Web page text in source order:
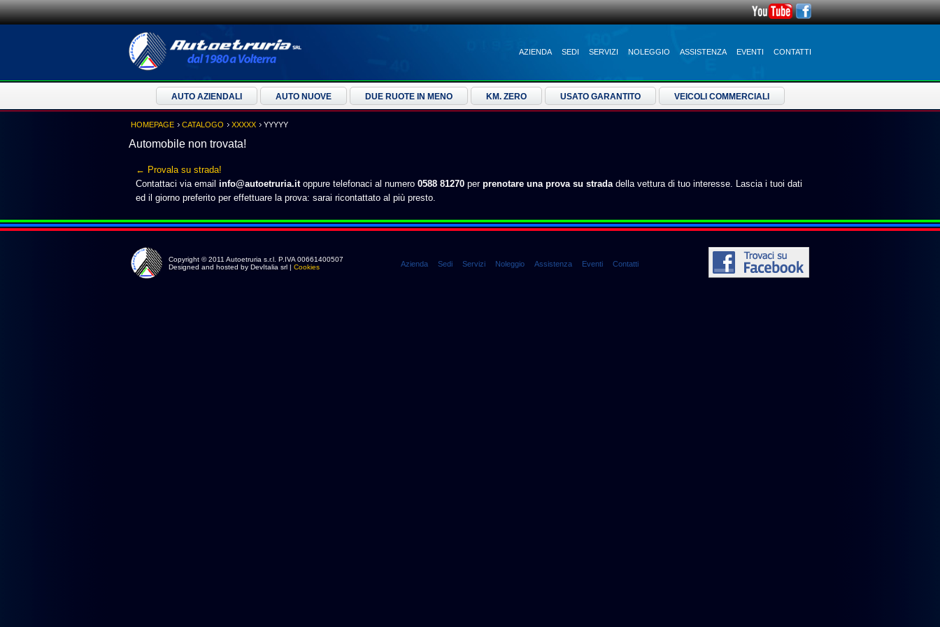
AZIENDA SEDI SERVIZI NOLEGGIO ASSISTENZA EVENTI CONTATTI
AUTO AZIENDALI AUTO NUOVE DUE RUOTE IN MENO KM. ZERO USATO GARANTITO VEICOLI COMMERCIALI
HOMEPAGE CATALOGO XXXXX YYYYY
Automobile non trovata!
← Provala su strada!
Contattaci via email info@autoetruria.itoppure telefonaci al numero 0588 81270 per prenotare una prova su stradadella vettura di tuo interesse. Lascia i tuoi dati
ed il giorno preferito per effettuare la prova: sarai ricontattato al più presto.
Copyright © 2011 Autoetruria s.r.l. P.IVA 00661400507
Designed and hosted by DevItalia srl | Cookies Azienda Sedi Servizi Noleggio Assistenza Eventi Contatti